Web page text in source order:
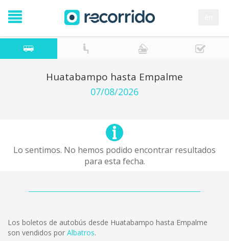
Huatabampo hasta Empalme
07/08/2026
Lo sentimos. No hemos podido encontrar resultados
para esta fecha.
Los boletos de autobús desde Huatabampo hasta Empalme
son vendidos por Albatros.